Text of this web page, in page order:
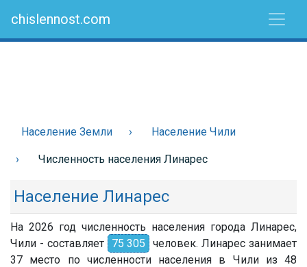
chislennost.com
Население Земли Население Чили
Численность населения Линарес
Население Линарес
На 2026 год численность населения города Линарес,
Чили - составляет
75 305
человек. Линарес занимает
37 место по численности населения в Чили из 48